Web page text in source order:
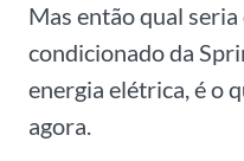
Mas então qual
condicionado da
energia elétrica, é o
agora.